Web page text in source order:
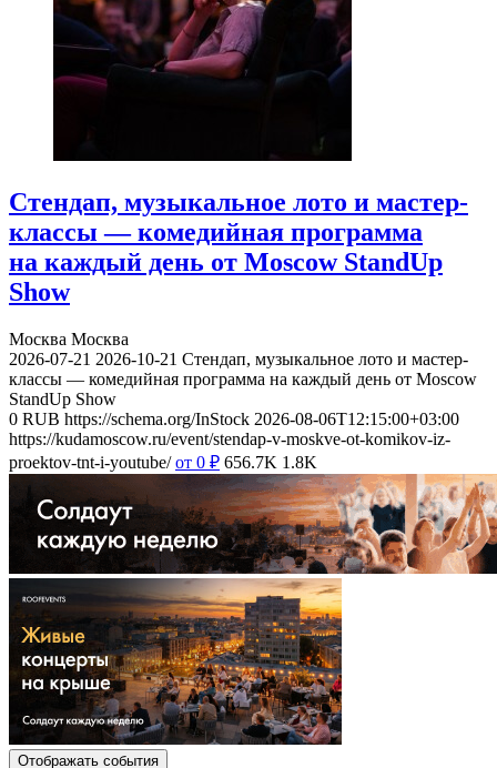
Стендап, музыкальное лото и мастер-
классы — комедийная программа
на каждый день от Moscow StandUp
Show
Москва Москва
2026-07-21 2026-10-21 Стендап, музыкальное лото и мастер-
классы — комедийная программа на каждый день от Moscow
StandUp Show
0 RUB https://schema.org/InStock 2026-08-06T12:15:00+03:00
https://kudamoscow.ru/event/stendap-v-moskve-ot-komikov-iz-
proektov-tnt-i-youtube/ от 0 ₽ 656.7K 1.8K
Отображать события